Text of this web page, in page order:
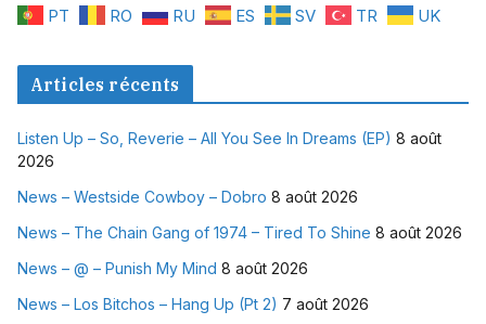
PT
RO RU ES SV TR UK
Articles récents
Listen Up – So, Reverie – All You See In Dreams (EP) 8 août
2026
News – Westside Cowboy – Dobro 8 août 2026
News – The Chain Gang of 1974 – Tired To Shine 8 août 2026
News – @ – Punish My Mind 8 août 2026
News – Los Bitchos – Hang Up (Pt 2) 7 août 2026